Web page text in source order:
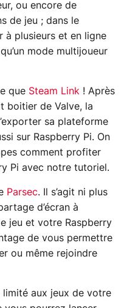
ou encore de
de jeu ; dans le
à plusieurs et en ligne
mode multijoueur
que Steam Link ! Après
boitier de Valve, la
sa plateforme
sur Raspberry Pi. On
comment profiter
Pi avec notre tutoriel.
Parsec. Il s’agit ni plus
d’écran à
jeu et votre Raspberry
de vous permettre
ou même rejoindre
limité aux jeux de votre